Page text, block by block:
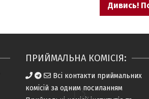
Дивись!
ПРИЙМАЛЬНА КОМІСІЯ:
Всі контакти приймальних
комісій за одним посиланням